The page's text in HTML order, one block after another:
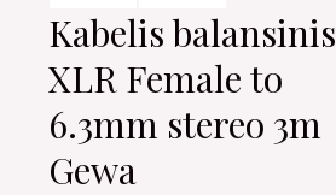
Kabelis balansinis
XLR Female to
6.3mm stereo 3m
Gewa